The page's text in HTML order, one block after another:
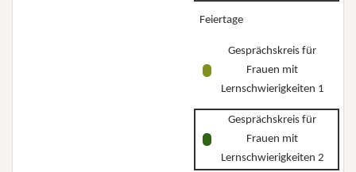
Feiertage
Gesprächskreis für
Frauen mit
Lernschwierigkeiten 1
Gesprächskreis für
Frauen mit
Lernschwierigkeiten 2